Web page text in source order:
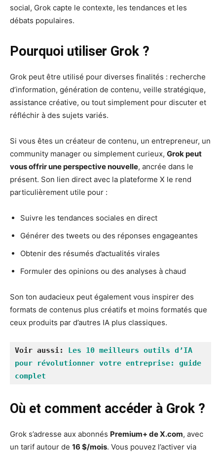
social, Grok capte le contexte, les tendances et les
débats populaires.
Pourquoi utiliser Grok ?
Grok peut être utilisé pour diverses finalités : recherche
d’information, génération de contenu, veille stratégique,
assistance créative, ou tout simplement pour discuter et
réfléchir à des sujets variés.
Si vous êtes un créateur de contenu, un entrepreneur, un
community manager ou simplement curieux, Grok peut
vous offrir une perspective nouvelle, ancrée dans le
présent. Son lien direct avec la plateforme X le rend
particulièrement utile pour :
Suivre les tendances sociales en direct
Générer des tweets ou des réponses engageantes
Obtenir des résumés d’actualités virales
Formuler des opinions ou des analyses à chaud
Son ton audacieux peut également vous inspirer des
formats de contenus plus créatifs et moins formatés que
ceux produits par d’autres IA plus classiques.
Voir aussi: Les 10 meilleurs outils d’IA
pour révolutionner votre entreprise: guide
complet
Où et comment accéder à Grok ?
Grok s’adresse aux abonnés Premium+ de X.com, avec
un tarif autour de 16 $/mois. Vous pouvez l’activer via